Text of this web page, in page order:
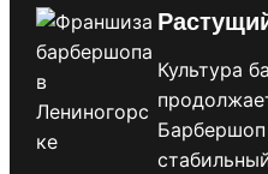
Культура
Барбершоп